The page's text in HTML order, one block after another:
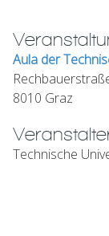
Aula der
8010 Graz
Technische